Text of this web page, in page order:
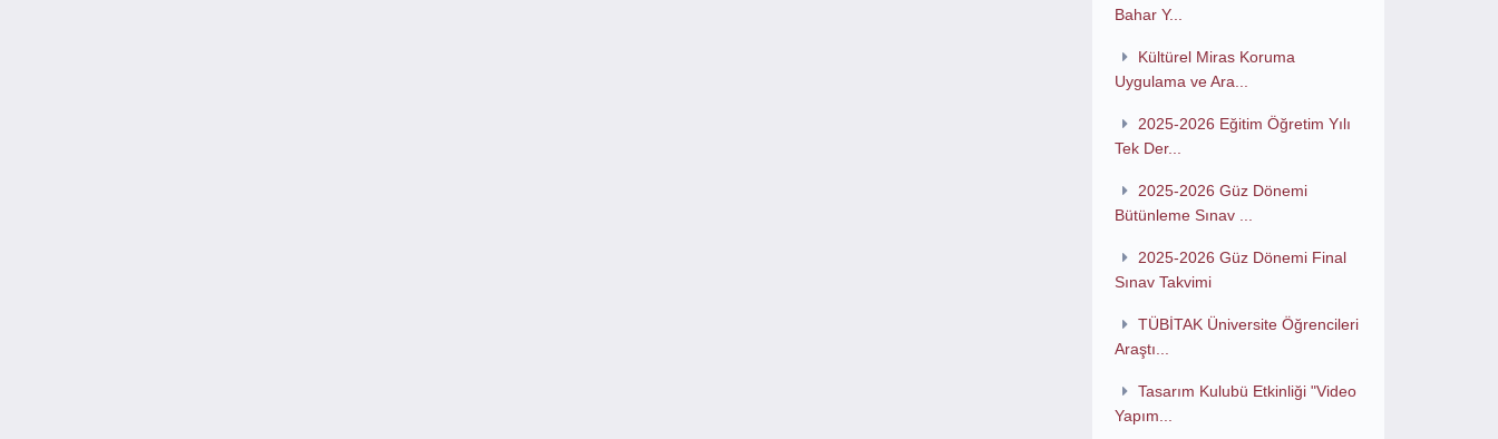
Bahar Y...
Kültürel Miras Koruma
Uygulama ve Ara...
2025-2026 Eğitim Öğretim Yılı
Tek Der...
2025-2026 Güz Dönemi
Bütünleme Sınav ...
2025-2026 Güz Dönemi Final
Sınav Takvimi
TÜBİTAK Üniversite Öğrencileri
Araştı...
Tasarım Kulubü Etkinliği "Video
Yapım...